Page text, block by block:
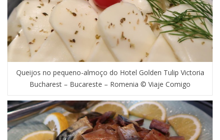
Queijos no pequeno-almoço do Hotel Golden Tulip Victoria
Bucharest – Bucareste – Romenia © Viaje Comigo